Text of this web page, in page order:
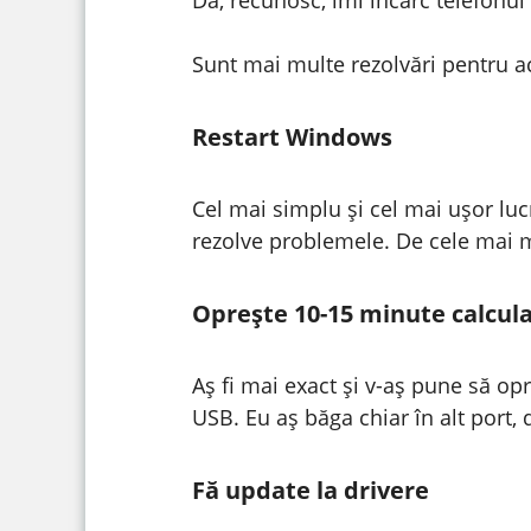
Sunt mai multe rezolvări pentru
Restart Windows
Cel mai simplu și cel mai ușor
rezolve problemele. De cele mai
Oprește 10-15 minute
Aș fi mai exact și v-aș pune să
USB. Eu aș băga chiar în alt
Fă update la drivere